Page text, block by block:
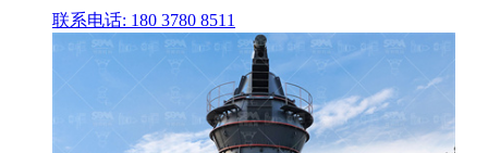
联系电话: 180 3780 8511